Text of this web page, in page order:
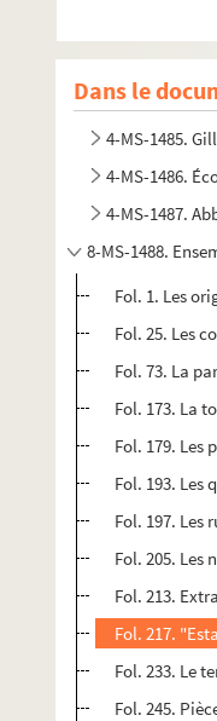
Dans le
8-MS-1483.
8-MS-1484.
4-MS-1485.
4-MS-1486.
4-MS-1487.
8-MS-1488.
Fol. 1. Les
Fol. 25. Les
Fol. 73. La
Fol. 173. La
Fol. 179. Les
Fol. 193. Les
Fol. 197. Les
Fol. 205. Les
Fol. 213.
Fol. 217.
Fol. 233. Le
Fol. 245.